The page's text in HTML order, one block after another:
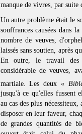
manque de vivres, par suite
Un autre problème était le
souffrances causées dans
nombre de veuves,
laissés sans soutien, après
En outre, le travail des
considérable de veuves,
martiale. Les deux «
jusqu'à ce qu'elles fussent
au cas des plus
disposer en leur faveur,
de grandes quantités de